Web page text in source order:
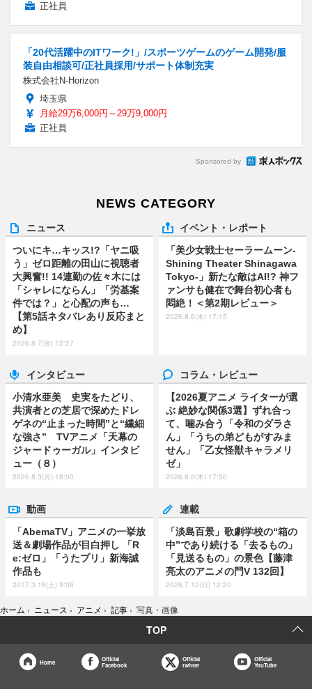
正社員
「20代活躍中のITワーク!」/スポーツゲームのゲーム開発/服
装自由相談可/正社員採用/サポート体制充実
株式会社N-Horizon
埼玉県
月給29万6,000円～29万9,000円
正社員
Sponsored by
NEWS CATEGORY
ニュース
ついにキ…キッス!?「ヤニ吸
う」ゼロ距離の田山に視聴者
大興奮!! 14連勤の佐々木には
「シャレにならん」「労基案
件では？」と心配の声も…
【第5話ネタバレあり反応まと
め】
2026.8.7(金) 12:27
イベント・レポート
「美少女戦士セーラームーン-
Shining Theater Shinagawa
Tokyo-」新たな敵はAI!? 神フ
ァンサも健在で舞台初心者も
悶絶！＜第2期レビュー＞
2026.8.6(木) 17:15
インタビュー
小清水亜美 史実をたどり、
共演者との芝居で深めたドレ
ゲネの“止まった時間”と“繊細
な強さ” TVアニメ「天幕の
ジャードゥーガル」インタビ
ュー（８）
2026.8.3(月) 18:00
コラム・レビュー
【2026夏アニメ ライターが選
ぶ 絶妙な関係3選】ずれ合っ
て、噛み合う「令和のダラさ
ん」「うちの弟どもがすみま
せん」「乙女怪獣キャラメリ
ゼ」
2026.8.6(木) 17:50
動画
「AbemaTV」アニメの一挙放
送＆劇場作品が目白押し 「R
e:ゼロ」「うたプリ」新海誠
作品も
2017.3.18(土) 9:06
連載
「淡島百景」歌劇学校の“箱の
中”であり続ける「去るもの」
「見送るもの」の景色【藤津
亮太のアニメの門V 132回】
2026.7.12(日) 12:20
ホーム › ニュース › アニメ › 記事 › 写真・画像
TOP
Home
Official
Facebook
Official
twitter
Official
YouTube